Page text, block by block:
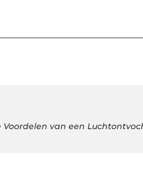
Voordelen van een